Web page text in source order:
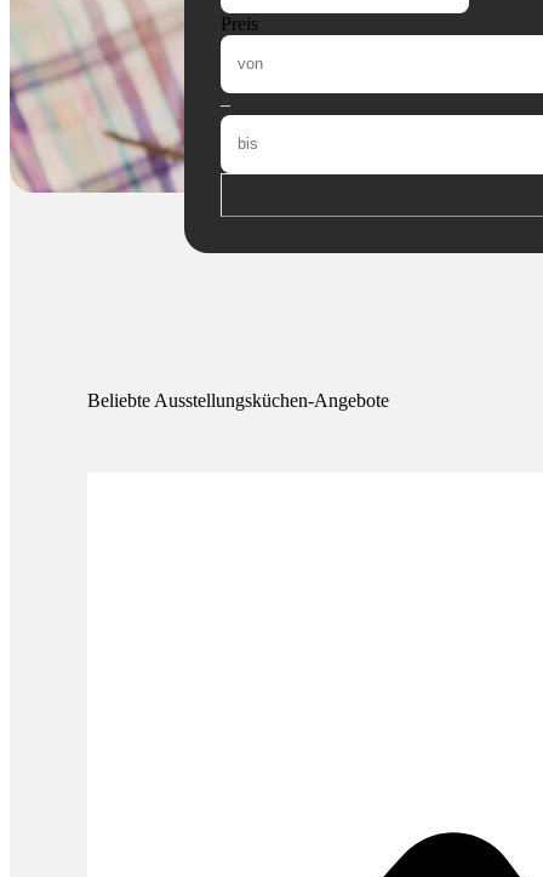
Preis
–
Beliebte Ausstellungs­küchen-Angebote